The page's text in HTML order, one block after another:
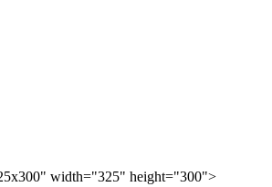
width="325" height="300">